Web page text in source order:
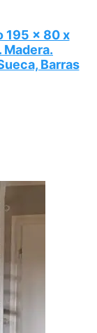
195 x 80 x
Madera.
Barras